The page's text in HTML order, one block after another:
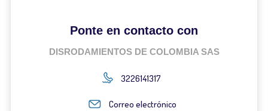
Ponte en contacto con
DISRODAMIENTOS DE COLOMBIA SAS
3226141317
Correo electrónico